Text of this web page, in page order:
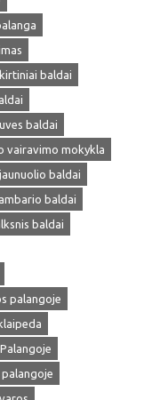
baldai
baldai
vairavimo mokykla
jaunuolio baldai
baldai
baldai
palangoje